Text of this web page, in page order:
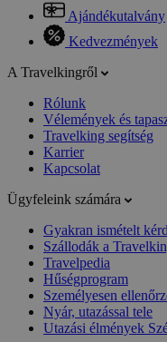
Ajándékutalvány
Kedvezmények
A Travelkingről
Rólunk
Vélemények és
Travelking segítség
Karrier
Kapcsolat
Ügyfeleink számára
Gyakran ismételt
Szállodák a
Travelpedia
Hűségprogram
Személyesen
Nyár, utazással tele
Utazási élmények